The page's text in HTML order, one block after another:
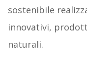
sostenibile
innovativi,
naturali.